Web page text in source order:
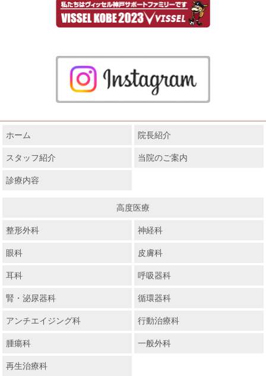
ホーム 院長紹介
スタッフ紹介 当院のご案内
診療内容
高度医療
整形外科 神経科
眼科 皮膚科
耳科 呼吸器科
腎・泌尿器科 循環器科
アンチエイジング科 行動治療科
腫瘍科 一般外科
再生治療科